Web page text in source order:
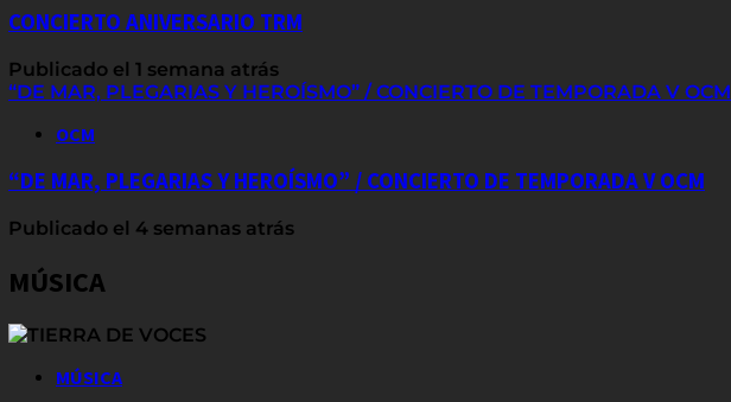
CONCIERTO ANIVERSARIO TRM
Publicado el 1 semana atrás
“DE MAR, PLEGARIAS Y HEROÍSMO” / CONCIERTO DE TEMPORADA V OCM
OCM
“DE MAR, PLEGARIAS Y HEROÍSMO” / CONCIERTO DE TEMPORADA V OCM
Publicado el 4 semanas atrás
MÚSICA
MÚSICA